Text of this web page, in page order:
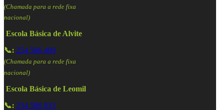
(Chamada para a rede fixa
nacional)
Escola Básica de Alvite
📞: 254 586 409
(Chamada para a rede fixa
nacional)
Escola Básica de Leomil
📞: 254 586 833